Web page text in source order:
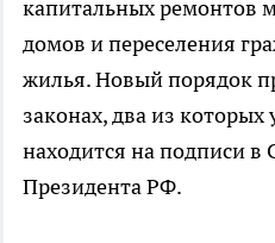
капитальных ремонтов
домов и переселения
жилья. Новый порядок
законах, два из
находится на подписи в
Президента РФ.